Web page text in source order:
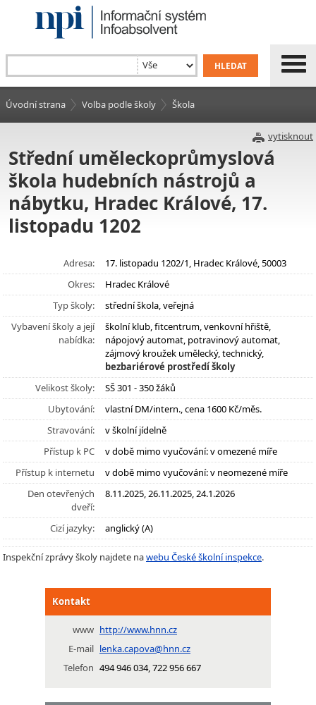
Úvodní strana Volba podle školy Škola
vytisknout
Střední uměleckoprůmyslová
škola hudebních nástrojů a
nábytku, Hradec Králové, 17.
listopadu 1202
Adresa:
17. listopadu 1202/1, Hradec Králové, 50003
Okres:
Hradec Králové
Typ školy:
střední škola, veřejná
Vybavení školy a její
nabídka:
školní klub, fitcentrum, venkovní hřiště,
nápojový automat, potravinový automat,
zájmový kroužek umělecký, technický,
bezbariérové prostředí školy
Velikost školy:
SŠ 301 - 350 žáků
Ubytování:
vlastní DM/intern., cena 1600 Kč/měs.
Stravování:
v školní jídelně
Přístup k PC
v době mimo vyučování: v omezené míře
Přístup k internetu
v době mimo vyučování: v neomezené míře
Den otevřených
dveří:
8.11.2025, 26.11.2025, 24.1.2026
Cizí jazyky: anglický (A)
Inspekční zprávy školy najdete nawebu České školní inspekce.
Kontakt
www http://www.hnn.cz
E-mail lenka.capova@hnn.cz
Telefon 494 946 034, 722 956 667